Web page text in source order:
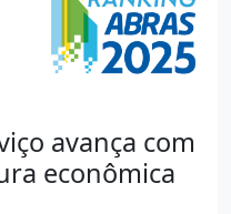
avança com
econômica